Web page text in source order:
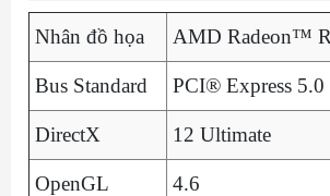
Nhân đồ họa AMD Radeon™
Bus Standard PCI® Express 5.0
DirectX 12 Ultimate
OpenGL 4.6